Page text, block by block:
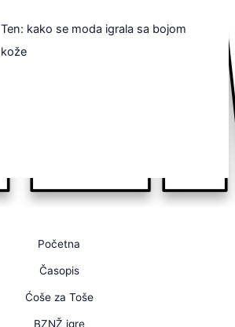
Ten: kako se moda igrala sa bojom
kože
Početna
Časopis
Ćoše za Toše
BZNŽ igre